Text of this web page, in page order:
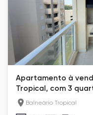
Apartamento à
Tropical, com 3
Balneário Tropical